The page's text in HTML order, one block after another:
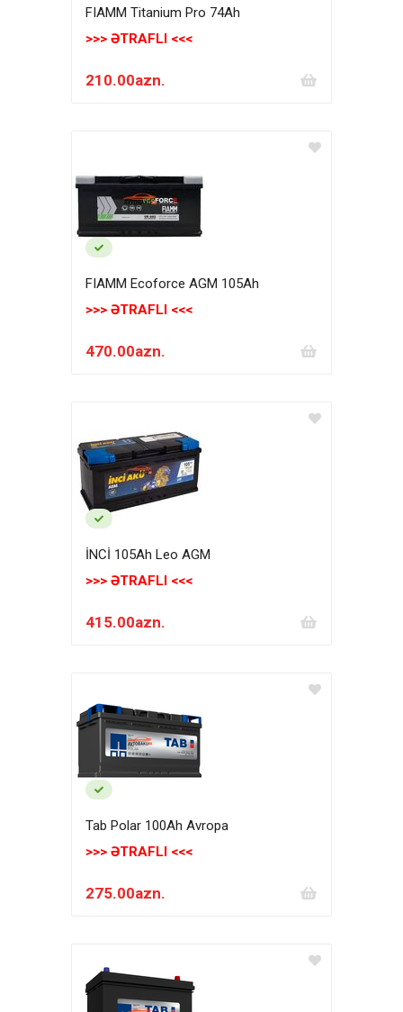
FIAMM Titanium Pro 74Ah
>>> ƏTRAFLI <<<
210.00azn.
FIAMM Ecoforce AGM 105Ah
>>> ƏTRAFLI <<<
470.00azn.
İNCİ 105Ah Leo AGM
>>> ƏTRAFLI <<<
415.00azn.
Tab Polar 100Ah Avropa
>>> ƏTRAFLI <<<
275.00azn.